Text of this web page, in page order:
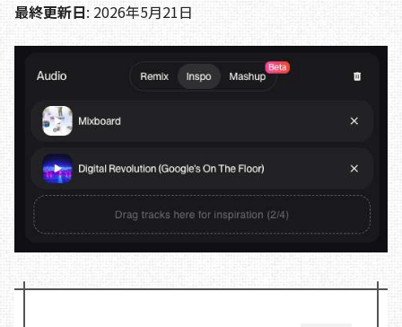
最終更新日: 2026年5月21日